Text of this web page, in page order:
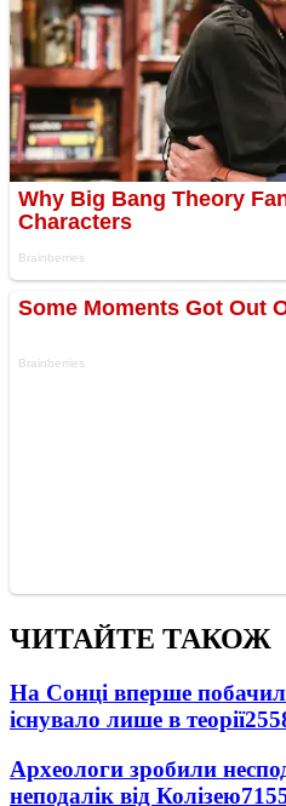
ЧИТАЙТЕ ТАКОЖ
На Сонці вперше
існувало лише в теорії
Археологи зробили
неподалік від Колізею